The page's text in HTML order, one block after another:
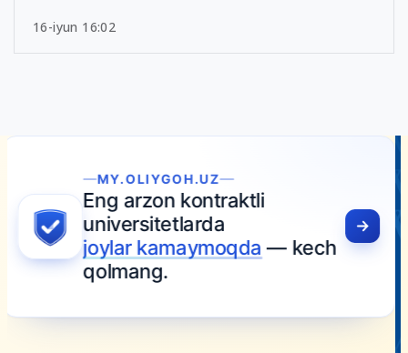
16-iyun 16:02